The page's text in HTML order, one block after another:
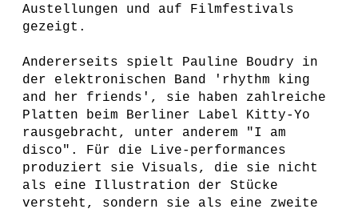
Austellungen und auf Filmfestivals
gezeigt.
Andererseits spielt Pauline Boudry in
der elektronischen Band 'rhythm king
and her friends', sie haben zahlreiche
Platten beim Berliner Label Kitty-Yo
rausgebracht, unter anderem "I am
disco". Für die Live-performances
produziert sie Visuals, die sie nicht
als eine Illustration der Stücke
versteht, sondern sie als eine zweite